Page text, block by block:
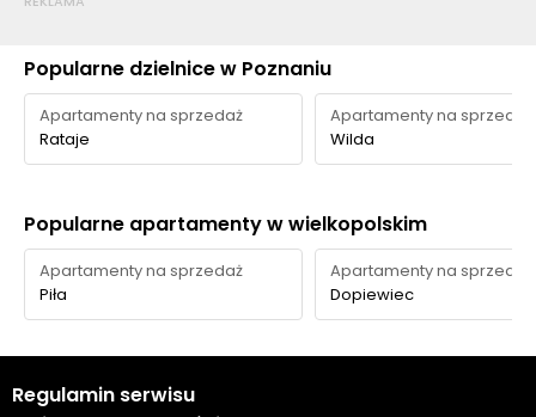
Popularne dzielnice w Poznaniu
Apartamenty na sprzedaż
Rataje
Apartamenty na sprzedaż
Wilda
Popularne apartamenty w wielkopolskim
Apartamenty na sprzedaż
Piła
Apartamenty na sprzedaż
Dopiewiec
Regulamin serwisu